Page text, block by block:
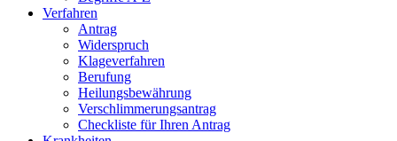
Verfahren
Antrag
Widerspruch
Klageverfahren
Berufung
Heilungsbewährung
Verschlimmerungsantrag
Checkliste für Ihren Antrag